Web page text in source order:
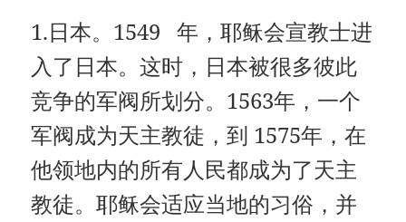
1.日本。1549 年，耶稣会宣教士进
入了日本。这时，日本被很多彼此
竞争的军阀所划分。1563年，一个
军阀成为天主教徒，到 1575年，在
他领地内的所有人民都成为了天主
教徒。耶稣会适应当地的习俗，并